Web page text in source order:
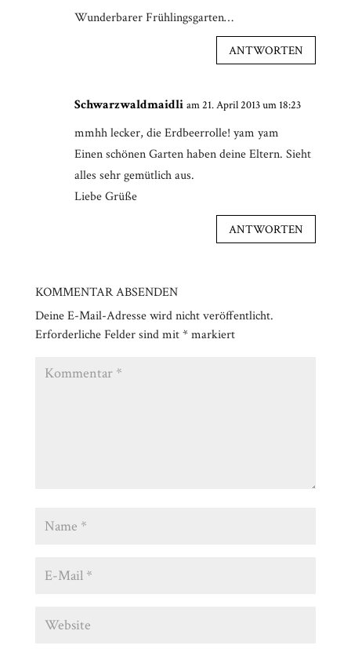
Wunderbarer Frühlingsgarten…
ANTWORTEN
Schwarzwaldmaidli am 21. April 2013 um 18:23
mmhh lecker, die Erdbeerrolle! yam yam
Einen schönen Garten haben deine Eltern. Sieht
alles sehr gemütlich aus.
Liebe Grüße
ANTWORTEN
KOMMENTAR ABSENDEN
Deine E-Mail-Adresse wird nicht veröffentlicht.
Erforderliche Felder sind mit*markiert